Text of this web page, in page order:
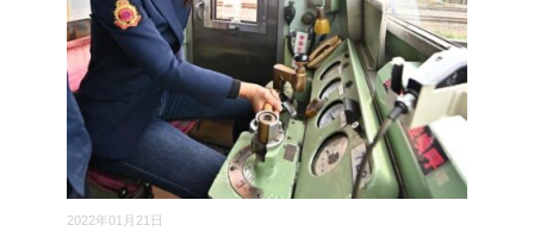
2022年01月21日